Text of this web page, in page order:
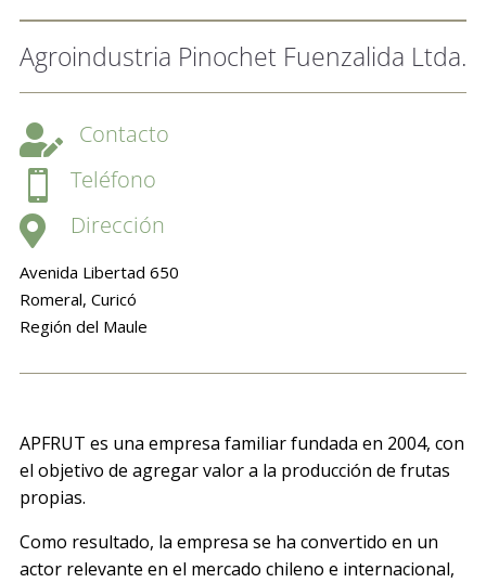
Agroindustria Pinochet Fuenzalida Ltda.
 Contacto
 Teléfono
 Dirección
Avenida Libertad 650
Romeral, Curicó
Región del Maule
APFRUT es una empresa familiar fundada en 2004, con
el objetivo de agregar valor a la producción de frutas
propias.
Como resultado, la empresa se ha convertido en un
actor relevante en el mercado chileno e internacional,